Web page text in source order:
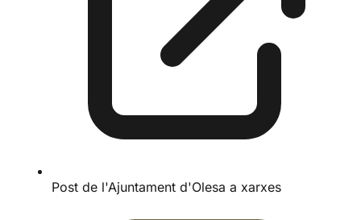
Post de l'Ajuntament d'Olesa a xarxes